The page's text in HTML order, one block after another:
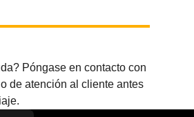
Póngase en contacto con
de atención al cliente antes